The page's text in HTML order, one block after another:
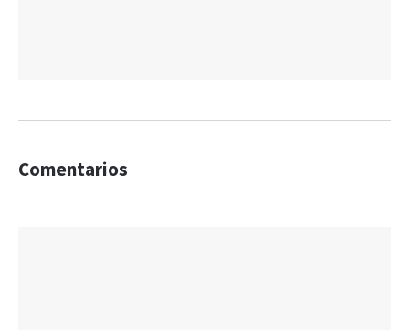
Comentarios